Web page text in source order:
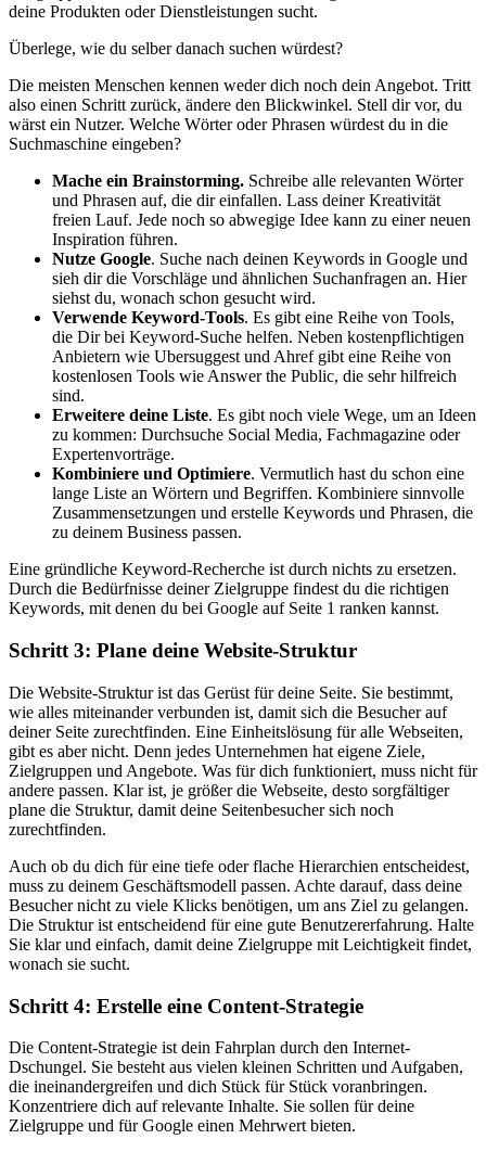
deine Produkten oder Dienstleistungen sucht.
Überlege, wie du selber danach suchen würdest?
Die meisten Menschen kennen weder dich noch dein Angebot. Tritt
also einen Schritt zurück, ändere den Blickwinkel. Stell dir vor, du
wärst ein Nutzer. Welche Wörter oder Phrasen würdest du in die
Suchmaschine eingeben?
Mache ein Brainstorming. Schreibe alle relevanten Wörter
und Phrasen auf, die dir einfallen. Lass deiner Kreativität
freien Lauf. Jede noch so abwegige Idee kann zu einer neuen
Inspiration führen.
Nutze Google. Suche nach deinen Keywords in Google und
sieh dir die Vorschläge und ähnlichen Suchanfragen an. Hier
siehst du, wonach schon gesucht wird.
Verwende Keyword-Tools. Es gibt eine Reihe von Tools,
die Dir bei Keyword-Suche helfen. Neben kostenpflichtigen
Anbietern wie Ubersuggest und Ahref gibt eine Reihe von
kostenlosen Tools wie Answer the Public, die sehr hilfreich
sind.
Erweitere deine Liste. Es gibt noch viele Wege, um an Ideen
zu kommen: Durchsuche Social Media, Fachmagazine oder
Expertenvorträge.
Kombiniere und Optimiere. Vermutlich hast du schon eine
lange Liste an Wörtern und Begriffen. Kombiniere sinnvolle
Zusammensetzungen und erstelle Keywords und Phrasen, die
zu deinem Business passen.
Eine gründliche Keyword-Recherche ist durch nichts zu ersetzen.
Durch die Bedürfnisse deiner Zielgruppe findest du die richtigen
Keywords, mit denen du bei Google auf Seite 1 ranken kannst.
Schritt 3: Plane deine Website-Struktur
Die Website-Struktur ist das Gerüst für deine Seite. Sie bestimmt,
wie alles miteinander verbunden ist, damit sich die Besucher auf
deiner Seite zurechtfinden. Eine Einheitslösung für alle Webseiten,
gibt es aber nicht. Denn jedes Unternehmen hat eigene Ziele,
Zielgruppen und Angebote. Was für dich funktioniert, muss nicht für
andere passen. Klar ist, je größer die Webseite, desto sorgfältiger
plane die Struktur, damit deine Seitenbesucher sich noch
zurechtfinden.
Auch ob du dich für eine tiefe oder flache Hierarchien entscheidest,
muss zu deinem Geschäftsmodell passen. Achte darauf, dass deine
Besucher nicht zu viele Klicks benötigen, um ans Ziel zu gelangen.
Die Struktur ist entscheidend für eine gute Benutzererfahrung. Halte
Sie klar und einfach, damit deine Zielgruppe mit Leichtigkeit findet,
wonach sie sucht.
Schritt 4: Erstelle eine Content-Strategie
Die Content-Strategie ist dein Fahrplan durch den Internet-
Dschungel. Sie besteht aus vielen kleinen Schritten und Aufgaben,
die ineinandergreifen und dich Stück für Stück voranbringen.
Konzentriere dich auf relevante Inhalte. Sie sollen für deine
Zielgruppe und für Google einen Mehrwert bieten.